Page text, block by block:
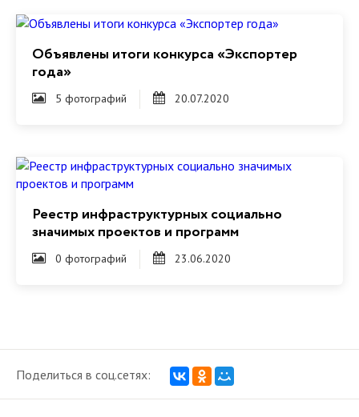
Объявлены итоги конкурса «Экспортер
года»
5 фотографий 20.07.2020
Реестр инфраструктурных социально
значимых проектов и программ
0 фотографий 23.06.2020
Поделиться в соц.сетях: